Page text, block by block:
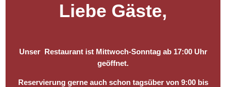
Liebe Gäste,
Unser Restaurant ist Mittwoch-Sonntag ab 17:00 Uhr
geöffnet.
Reservierung gerne auch schon tagsüber von 9:00 bis